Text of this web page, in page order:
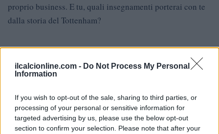
ilcalcionline.com - Do Not Process My Personal
Information
If you wish to opt-out of the sale, sharing to third parties, or
processing of your personal or sensitive information for
targeted advertising by us, please use the below opt-out
section to confirm your selection. Please note that after your
proprio business. E tu, quali insegnamenti porterai con te
dalla storia del Tottenham?
AiAdhubMedia